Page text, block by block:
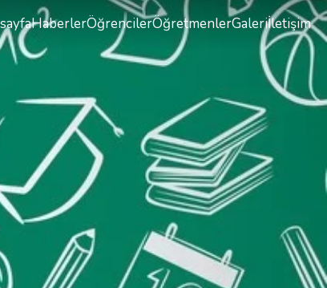
HaberlerÖğrencilerÖğretmenlerGaleriİletişim